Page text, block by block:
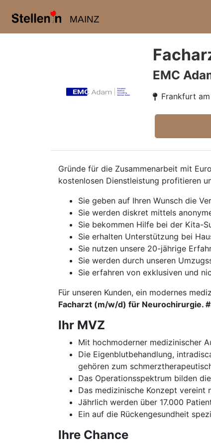
MAINZ
EMC
Frankfurt
Gründe für die Zusammenarbeit mit
kostenlosen Dienstleistung profitieren
Sie geben auf Ihren Wunsch die
Sie werden diskret mittels
Sie bekommen Hilfe bei der Kita-
Sie erhalten Unterstützung bei
Sie nutzen unsere 20-jährige
Sie werden durch unseren
Sie erfahren von exklusiven und
Für unseren Kunden, ein modernes
Facharzt (m/w/d) für Neurochirurgie.
Ihr MVZ
Mit hochmoderner medizinischer
Die Eigenblutbehandlung,
gehören zum
Das Operationsspektrum bilden
Das medizinische Konzept vereint
Jährlich werden über 17.000
Ein auf die Rückengesundheit
Ihre Chance